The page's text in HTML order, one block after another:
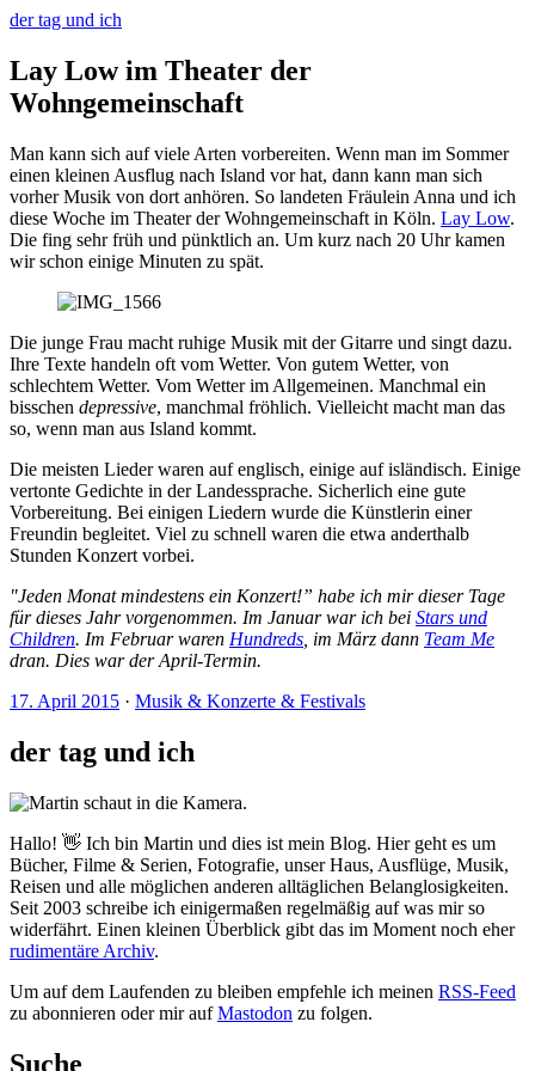
der tag und ich
Lay Low im Theater der
Wohngemeinschaft
Man kann sich auf viele Arten vorbereiten. Wenn man im Sommer
einen kleinen Ausflug nach Island vor hat, dann kann man sich
vorher Musik von dort anhören. So landeten Fräulein Anna und ich
diese Woche im Theater der Wohngemeinschaft in Köln. Lay Low.
Die fing sehr früh und pünktlich an. Um kurz nach 20 Uhr kamen
wir schon einige Minuten zu spät.
Die junge Frau macht ruhige Musik mit der Gitarre und singt dazu.
Ihre Texte handeln oft vom Wetter. Von gutem Wetter, von
schlechtem Wetter. Vom Wetter im Allgemeinen. Manchmal ein
bisschen depressive, manchmal fröhlich. Vielleicht macht man das
so, wenn man aus Island kommt.
Die meisten Lieder waren auf englisch, einige auf isländisch. Einige
vertonte Gedichte in der Landessprache. Sicherlich eine gute
Vorbereitung. Bei einigen Liedern wurde die Künstlerin einer
Freundin begleitet. Viel zu schnell waren die etwa anderthalb
Stunden Konzert vorbei.
"Jeden Monat mindestens ein Konzert!” habe ich mir dieser Tage
für dieses Jahr vorgenommen. Im Januar war ich bei Stars und
Children. Im Februar waren Hundreds , im März dann Team Me
dran. Dies war der April-Termin.
17. April 2015 · Musik & Konzerte & Festivals
der tag und ich
Hallo! 👋 Ich bin Martin und dies ist mein Blog. Hier geht es um
Bücher, Filme & Serien, Fotografie, unser Haus, Ausflüge, Musik,
Reisen und alle möglichen anderen alltäglichen Belanglosigkeiten.
Seit 2003 schreibe ich einigermaßen regelmäßig auf was mir so
widerfährt. Einen kleinen Überblick gibt das im Moment noch eher
rudimentäre Archiv.
Um auf dem Laufenden zu bleiben empfehle ich meinen RSS-Feed
zu abonnieren oder mir aufMastodon zu folgen.
Suche